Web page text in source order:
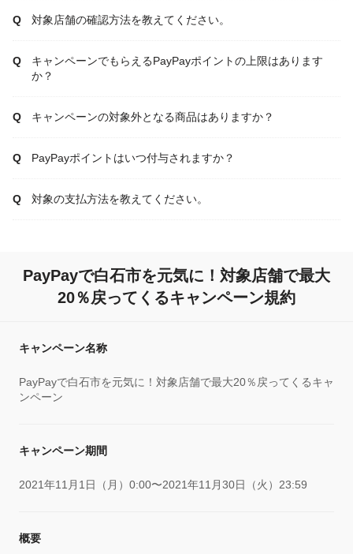
対象店舗の確認方法を教えてください。
キャンペーンでもらえるPayPayポイントの上限はあります
か？
キャンペーンの対象外となる商品はありますか？
PayPayポイントはいつ付与されますか？
対象の支払方法を教えてください。
PayPayで白石市を元気に！対象店舗で最大
20％戻ってくるキャンペーン規約
キャンペーン名称
PayPayで白石市を元気に！対象店舗で最大20％戻ってくるキャ
ンペーン
キャンペーン期間
2021年11月1日（月）0:00〜2021年11月30日（火）23:59
概要